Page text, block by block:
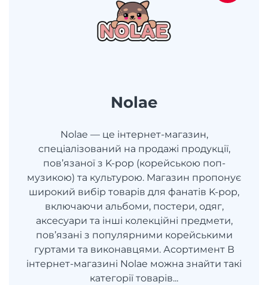
Nolae
Nolae — це інтернет-магазин,
спеціалізований на продажі продукції,
пов’язаної з K-pop (корейською поп-
музикою) та культурою. Магазин пропонує
широкий вибір товарів для фанатів K-pop,
включаючи альбоми, постери, одяг,
аксесуари та інші колекційні предмети,
пов’язані з популярними корейськими
гуртами та виконавцями. Асортимент В
інтернет-магазині Nolae можна знайти такі
категорії товарів...